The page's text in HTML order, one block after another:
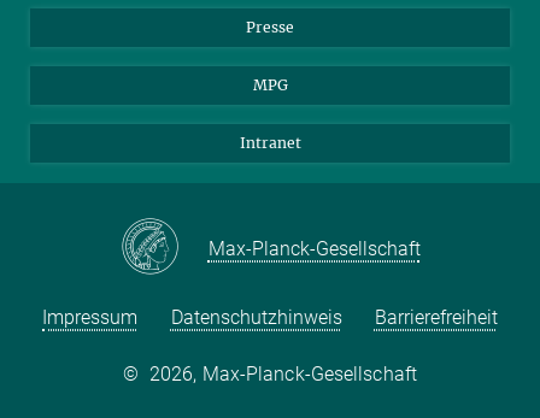
Presse
MPG
Intranet
Max-Planck-Gesellschaft
Impressum Datenschutzhinweis Barrierefreiheit
© 2026, Max-Planck-Gesellschaft